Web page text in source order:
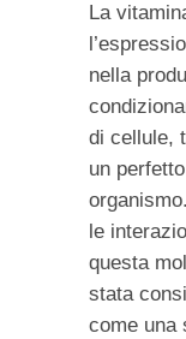
La
nella
di cellule,
un
le
questa
stata
come una